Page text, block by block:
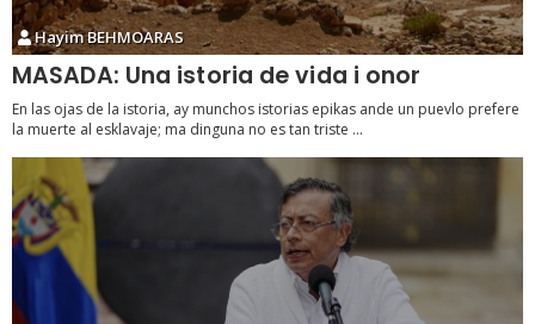
Hayim BEHMOARAS
MASADA: Una istoria de vida i onor
En las ojas de la istoria, ay munchos istorias epikas ande un puevlo prefere
la muerte al esklavaje; ma dinguna no es tan triste ...